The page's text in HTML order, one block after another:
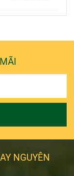
MOTHERLAND
NGUYÊN